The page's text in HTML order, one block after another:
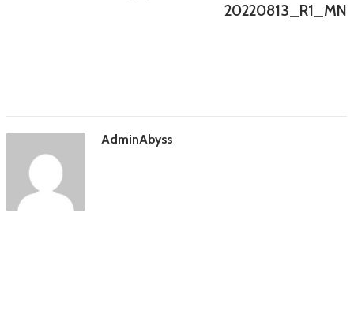
20220813_R1_MN
AdminAbyss